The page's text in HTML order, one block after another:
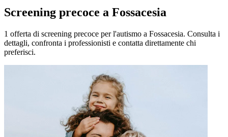
Screening precoce a Fossacesia
1 offerta di screening precoce per l'autismo a Fossacesia. Consulta i
dettagli, confronta i professionisti e contatta direttamente chi
preferisci.